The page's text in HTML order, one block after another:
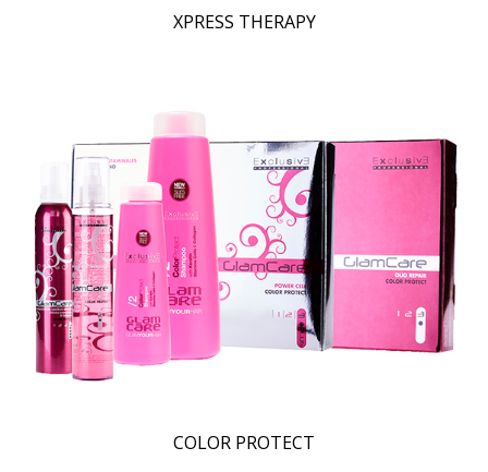
XPRESS THERAPY
COLOR PROTECT